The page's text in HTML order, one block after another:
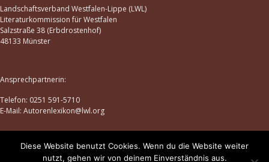
Landschaftsverband Westfalen-Lippe (LWL)
Literaturkommission für Westfalen
Salzstraße 38 (Erbdrostenhof)
48133 Münster
Ansprechpartnerin:
Telefon: 0251 591-5710
E-Mail: Autorenlexikon@lwl.org
Datenschutz |Impressum
Diese Website benutzt Cookies. Wenn du die Website weiter
nutzt, gehen wir von deinem Einverständnis aus.